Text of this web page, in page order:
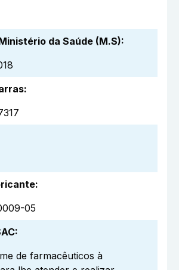
da Saúde (M.S):
:
:
05
:
de farmacêuticos à